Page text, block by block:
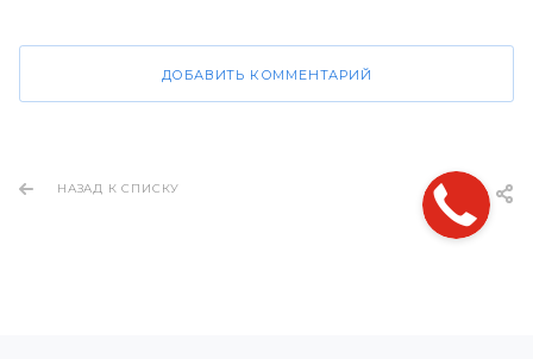
ДОБАВИТЬ КОММЕНТАРИЙ
НАЗАД К СПИСКУ